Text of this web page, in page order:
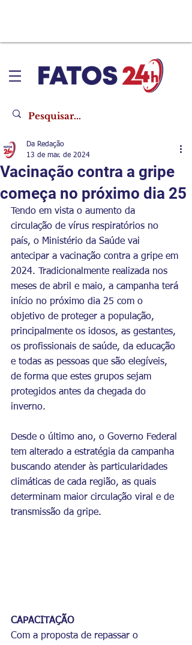
Vacinação contra a gripe
começa no próximo dia 25
Da Redação
13 de mar. de 2024
Tendo em vista o aumento da
circulação de vírus respiratórios no
país, o Ministério da Saúde vai
antecipar a vacinação contra a gripe em
2024. Tradicionalmente realizada nos
meses de abril e maio, a campanha terá
início no próximo dia 25 com o
objetivo de proteger a população,
principalmente os idosos, as gestantes,
os profissionais de saúde, da educação
e todas as pessoas que são elegíveis,
de forma que estes grupos sejam
protegidos antes da chegada do
inverno.
Desde o último ano, o Governo Federal
tem alterado a estratégia da campanha
buscando atender às particularidades
climáticas de cada região, as quais
determinam maior circulação viral e de
transmissão da gripe.
CAPACITAÇÃO
Com a proposta de repassar o